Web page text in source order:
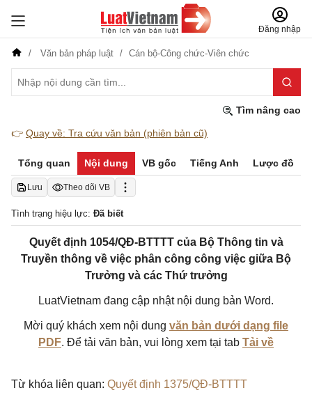
Đăng nhập
Văn bản pháp luật Cán bộ-Công chức-Viên chức
Tìm nâng cao
👉 Quay về: Tra cứu văn bản (phiên bản cũ)
Tổng quan Nội dung VB gốc Tiếng Anh Lược đồ
Lưu Theo dõi VB
Tình trạng hiệu lực: Đã biết
Quyết định 1054/QĐ-BTTTT của Bộ Thông tin và
Truyền thông về việc phân công công việc giữa Bộ
Trưởng và các Thứ trưởng
LuatVietnam đang cập nhật nội dung bản Word.
Mời quý khách xem nội dung văn bản dưới dạng file
PDF. Để tải văn bản, vui lòng xem tại tab Tải về
Từ khóa liên quan: Quyết định 1375/QĐ-BTTTT